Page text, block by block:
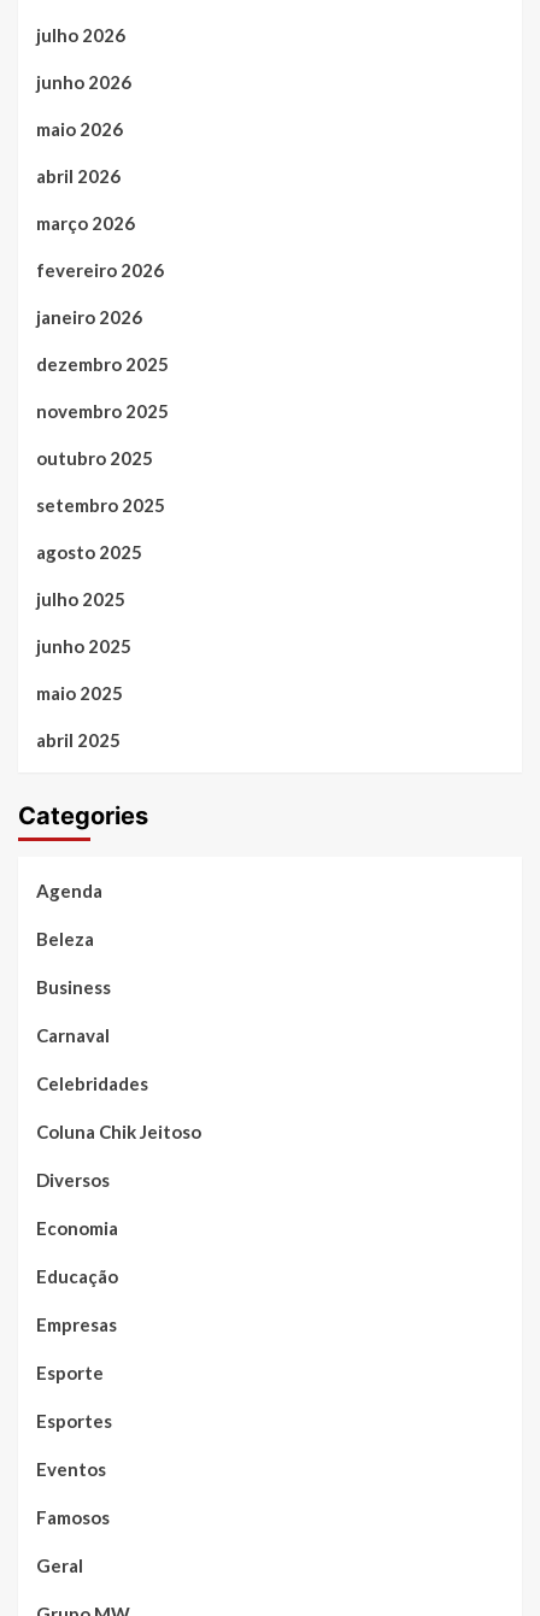
julho 2026
junho 2026
maio 2026
abril 2026
março 2026
fevereiro 2026
janeiro 2026
dezembro 2025
novembro 2025
outubro 2025
setembro 2025
agosto 2025
julho 2025
junho 2025
maio 2025
abril 2025
Categories
Agenda
Beleza
Business
Carnaval
Celebridades
Coluna Chik Jeitoso
Diversos
Economia
Educação
Empresas
Esporte
Esportes
Eventos
Famosos
Geral